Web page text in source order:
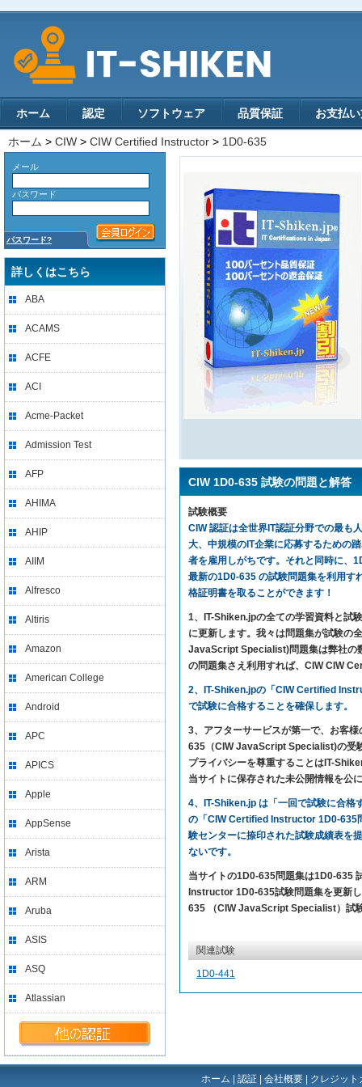
ホーム 認定 ソフトウェア 品質保証 お支払
ホーム > CIW > CIW Certified Instructor > 1D0-635
メール
パスワード
パスワード?
詳しくはこちら
ABA
ACAMS
ACFE
ACI
Acme-Packet
Admission Test
AFP
AHIMA
AHIP
AIIM
Alfresco
Altiris
Amazon
American College
Android
APC
APICS
Apple
AppSense
Arista
ARM
Aruba
ASIS
ASQ
Atlassian
CIW 1D0-635 試験の問題と解答
試験概要
CIW 認証は全世界IT認証分野での最も
大、中規模のIT企業に応募するための
者を雇用しがちです。それと同時に、
最新の1D0-635 の試験問題集を利用
格証明書を取ることができます！
1、IT-Shiken.jpの全ての学習資料と試
に更新します。我々は問題集が試験の
JavaScript Specialist)問題集は弊社の
の問題集さえ利用すれば、CIW CIW
2、IT-Shiken.jpの「CIW Certified
で試験に合格することを確保します。
3、アフターサービスが第一で、お客
635（CIW JavaScript Specialist)の受
プライバシーを尊重することはIT-
当サイトに保存された未公開情報を公
4、IT-Shiken.jp は「一回で試験に合格
の「CIW Certified Instructor 1D0-635
験センターに捺印された試験成績表を
ないです。
当サイトの1D0-635問題集は1D0-635
Instructor 1D0-635試験問題集を更新
635 （CIW JavaScript Specialist）試
関連試験
1D0-441
ホーム 認証 会社概要 クレジッ